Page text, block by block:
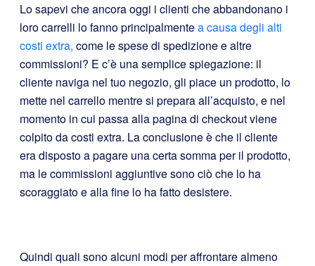
Lo sapevi che ancora oggi i clienti che abbandonano i
loro carrelli lo fanno principalmentea causa degli alti
costi extra, come le spese di spedizione e altre
commissioni? E c’è una semplice spiegazione: il
cliente naviga nel tuo negozio, gli piace un prodotto, lo
mette nel carrello mentre si prepara all’acquisto, e nel
momento in cui passa alla pagina di checkout viene
colpito da costi extra. La conclusione è che il cliente
era disposto a pagare una certa somma per il prodotto,
ma le commissioni aggiuntive sono ciò che lo ha
scoraggiato e alla fine lo ha fatto desistere.
Quindi quali sono alcuni modi per affrontare almeno